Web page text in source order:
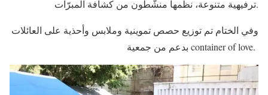
ترفيهية متنوعة، نظّمها منشّطون من كشافة المبرّات.
وفي الختام تم توزيع حصص تموينية وملابس وأحذية على العائلات
بدعم من جمعية container of love.